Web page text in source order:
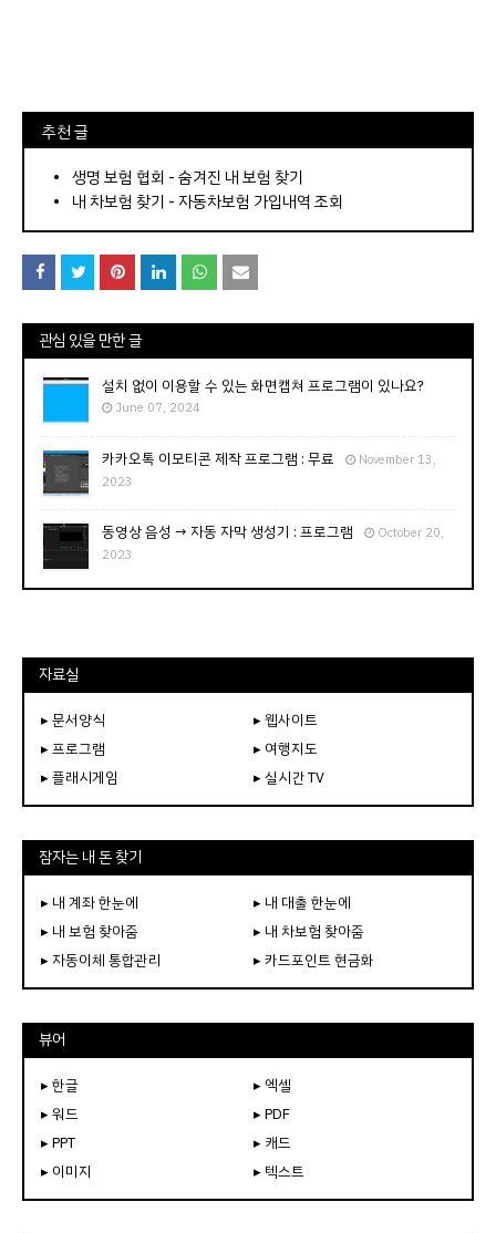
⠀추천 글
⠀­­­­­­­­؜؜؜؜­­­­­­­­؜؜؜؜• 생명 보험 협회 - 숨겨진 내 보험 찾기
내 차보험 찾기 - 자동차보험 가입내역 조회
관심 있을 만한 글
설치 없이 이용할 수 있는 화면캡쳐 프로그램이 있나요?
June 07, 2024
카카오톡 이모티콘 제작 프로그램 : 무료
November 13,
2023
동영상 음성 → 자동 자막 생성기 : 프로그램
October 20,
2023
자료실
▸ 문서양식
▸ 웹사이트
▸ 프로그램
▸ 여행지도
▸ 플래시게임
▸ 실시간 TV
잠자는 내 돈 찾기
▸ 내 계좌 한눈에
▸ 내 대출 한눈에
▸ 내 보험 찾아줌
▸ 내 차보험 찾아줌
▸ 자동이체 통합관리
▸ 카드포인트 현금화
뷰어
▸ 한글
▸ 엑셀
▸ 워드
▸ PDF
▸ PPT
▸ 캐드
▸ 이미지
▸ 텍스트